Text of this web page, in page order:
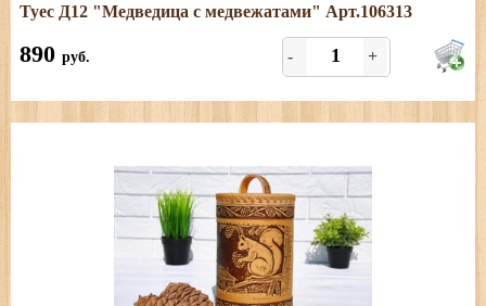
Размеры: высота (с хватком) - 22 см; диаметр - 13 см
Туес Д12 "Медведица с медвежатами" Арт.106313
890 руб. - +